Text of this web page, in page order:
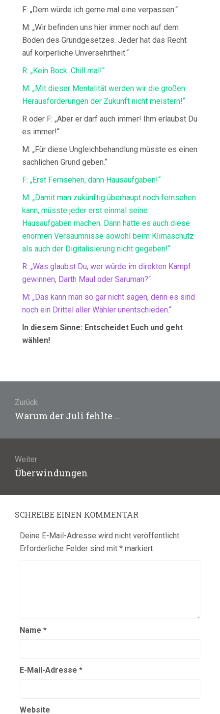
F: „Dem würde ich gerne mal eine verpassen.“
M: „Wir befinden uns hier immer noch auf dem
Boden des Grundgesetzes. Jeder hat das Recht
auf körperliche Unversehrtheit.“
R: „Kein Bock. Chill mal!“
M: „Mit dieser Mentalität werden wir die großen
Herausforderungen der Zukunft nicht meistern!“
R oder F: „Aber er darf auch immer! Ihm erlaubst Du
es immer!“
M: „Für diese Ungleichbehandlung müsste es einen
sachlichen Grund geben.“
F: „Erst Fernsehen, dann Hausaufgaben!“
M: „Damit man zukünftig überhaupt noch fernsehen
kann, müsste jeder erst einmal seine
Hausaufgaben machen. Dann hätte es auch diese
enormen Versäumnisse sowohl beim Klimaschutz
als auch der Digitalisierung nicht gegeben!“
R: „Was glaubst Du, wer würde im direkten Kampf
gewinnen, Darth Maul oder Saruman?“
M: „Das kann man so gar nicht sagen, denn es sind
noch ein Drittel aller Wähler unentschieden.“
In diesem Sinne: Entscheidet Euch und geht
wählen!
Zurück
Vorheriger
Warum der Juli fehlte …
Weiter
Nächster
Überwindungen
SCHREIBE EINEN KOMMENTAR
Deine E-Mail-Adresse wird nicht veröffentlicht.
Erforderliche Felder sind mit * markiert
Name *
E-Mail-Adresse *
Website